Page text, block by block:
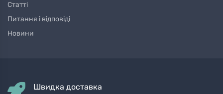
Статті
Питання і відповіді
Новини
Швидка доставка